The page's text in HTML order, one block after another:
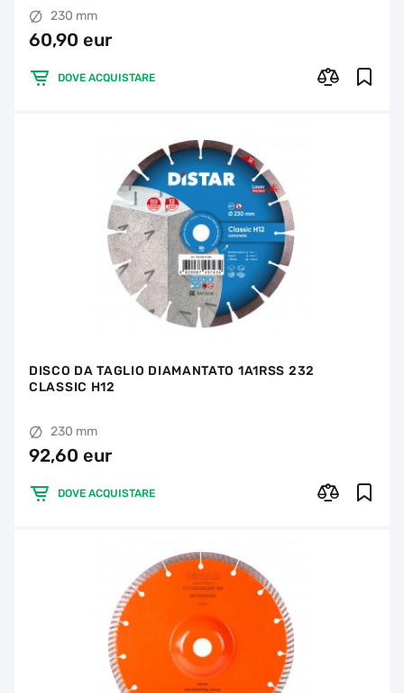
230 mm
60,90 eur
DOVE ACQUISTARE
DISCO DA TAGLIO DIAMANTATO 1A1RSS 232
CLASSIC H12
230 mm
92,60 eur
DOVE ACQUISTARE